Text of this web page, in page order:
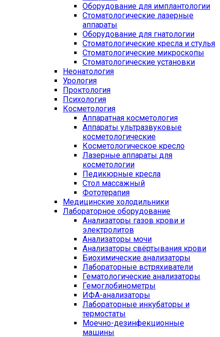
Оборудование для имплантологии
Стоматологические лазерные
аппараты
Оборудование для гнатологии
Стоматологические кресла и стулья
Стоматологические микроскопы
Стоматологические установки
Неонатология
Урология
Проктология
Психология
Косметология
Аппаратная косметология
Аппараты ультразвуковые
косметологические
Косметологическое кресло
Лазерные аппараты для
косметологии
Педикюрные кресла
Стол массажный
Фототерапия
Медицинские холодильники
Лабораторное оборудование
Анализаторы газов крови и
электролитов
Анализаторы мочи
Анализаторы свёртывания крови
Биохимические анализаторы
Лабораторные встряхиватели
Гематологические анализаторы
Гемоглобинометры
ИФА-анализаторы
Лабораторные инкубаторы и
термостаты
Моечно-дезинфекционные
машины